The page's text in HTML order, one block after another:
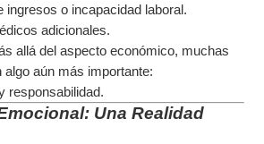
ingresos o incapacidad laboral.
adicionales.
allá del aspecto económico, muchas
aún más importante:
responsabilidad.
Una Realidad